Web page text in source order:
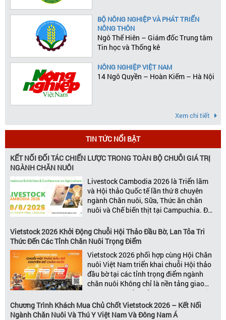
BỘ NÔNG NGHIỆP VÀ PHÁT TRIỂN
NÔNG THÔN
Ngô Thế Hiên – Giám đốc Trung tâm
Tin học và Thống kê
NÔNG NGHIỆP VIỆT NAM
14 Ngô Quyền – Hoàn Kiếm – Hà Nội
Xem chi tiết
TIN TỨC NỔI BẬT
KẾT NỐI ĐỐI TÁC CHIẾN LƯỢC TRONG TOÀN BỘ CHUỖI GIÁ TRỊ
NGÀNH CHĂN NUÔI
Livestock Cambodia 2026 là Triển lãm
và Hội thảo Quốc tế lần thứ 8 chuyên
ngành Chăn nuôi, Sữa, Thức ăn chăn
nuôi và Chế biến thịt tại Campuchia. Đây
được đánh giá là một trong những sự
kiện thương mại thường niên uy tín và
đáng chú ý nhất của ngành nông nghiệp
– chăn […]
Vietstock 2026 Khởi Động Chuỗi Hội Thảo Đầu Bờ, Lan Tỏa Tri
Thức Đến Các Tỉnh Chăn Nuôi Trọng Điểm
Vietstock 2026 phối hợp cùng Hội Chăn
nuôi Việt Nam triển khai chuỗi Hội thảo
đầu bờ tại các tỉnh trọng điểm ngành
chăn nuôi Không chỉ là nền tảng giao
thương hàng đầu của ngành chăn nuôi
và thú y, Vietstock còn là triển lãm duy
nhất tại Việt Nam tổ chức thường niên
Chương Trình Khách Mua Chủ Chốt Vietstock 2026 – Kết Nối
Ngành Chăn Nuôi Và Thú Y Việt Nam Và Đông Nam Á